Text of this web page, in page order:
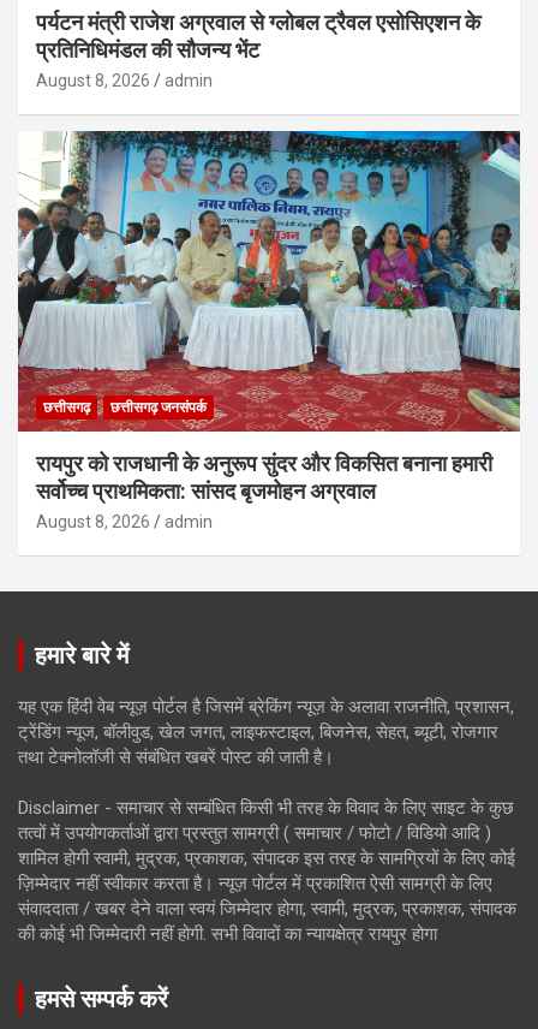
पर्यटन मंत्री राजेश अग्रवाल से ग्लोबल ट्रैवल एसोसिएशन के
प्रतिनिधिमंडल की सौजन्य भेंट
August 8, 2026 admin
छत्तीसगढ़ छत्तीसगढ़ जनसंपर्क
रायपुर को राजधानी के अनुरूप सुंदर और विकसित बनाना हमारी
सर्वोच्च प्राथमिकता: सांसद बृजमोहन अग्रवाल
August 8, 2026 admin
हमारे बारे में
यह एक हिंदी वेब न्यूज़ पोर्टल है जिसमें ब्रेकिंग न्यूज़ के अलावा राजनीति, प्रशासन,
ट्रेंडिंग न्यूज, बॉलीवुड, खेल जगत, लाइफस्टाइल, बिजनेस, सेहत, ब्यूटी, रोजगार
तथा टेक्नोलॉजी से संबंधित खबरें पोस्ट की जाती है।
Disclaimer - समाचार से सम्बंधित किसी भी तरह के विवाद के लिए साइट के कुछ
तत्वों में उपयोगकर्ताओं द्वारा प्रस्तुत सामग्री ( समाचार / फोटो / विडियो आदि )
शामिल होगी स्वामी, मुद्रक, प्रकाशक, संपादक इस तरह के सामग्रियों के लिए कोई
ज़िम्मेदार नहीं स्वीकार करता है। न्यूज़ पोर्टल में प्रकाशित ऐसी सामग्री के लिए
संवाददाता / खबर देने वाला स्वयं जिम्मेदार होगा, स्वामी, मुद्रक, प्रकाशक, संपादक
की कोई भी जिम्मेदारी नहीं होगी. सभी विवादों का न्यायक्षेत्र रायपुर होगा
हमसे सम्पर्क करें